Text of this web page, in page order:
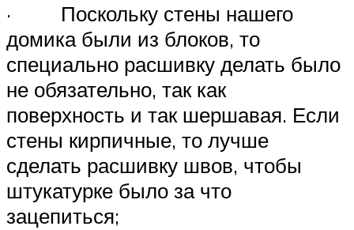
· Поскольку стены нашего
домика были из блоков, то
специально расшивку делать было
не обязательно, так как
поверхность и так шершавая. Если
стены кирпичные, то лучше
сделать расшивку швов, чтобы
штукатурке было за что
зацепиться;